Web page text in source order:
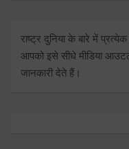
राष्ट्र दुनिया के बारे में
आपको इसे सीधे मीडिया
जानकारी देते हैं।